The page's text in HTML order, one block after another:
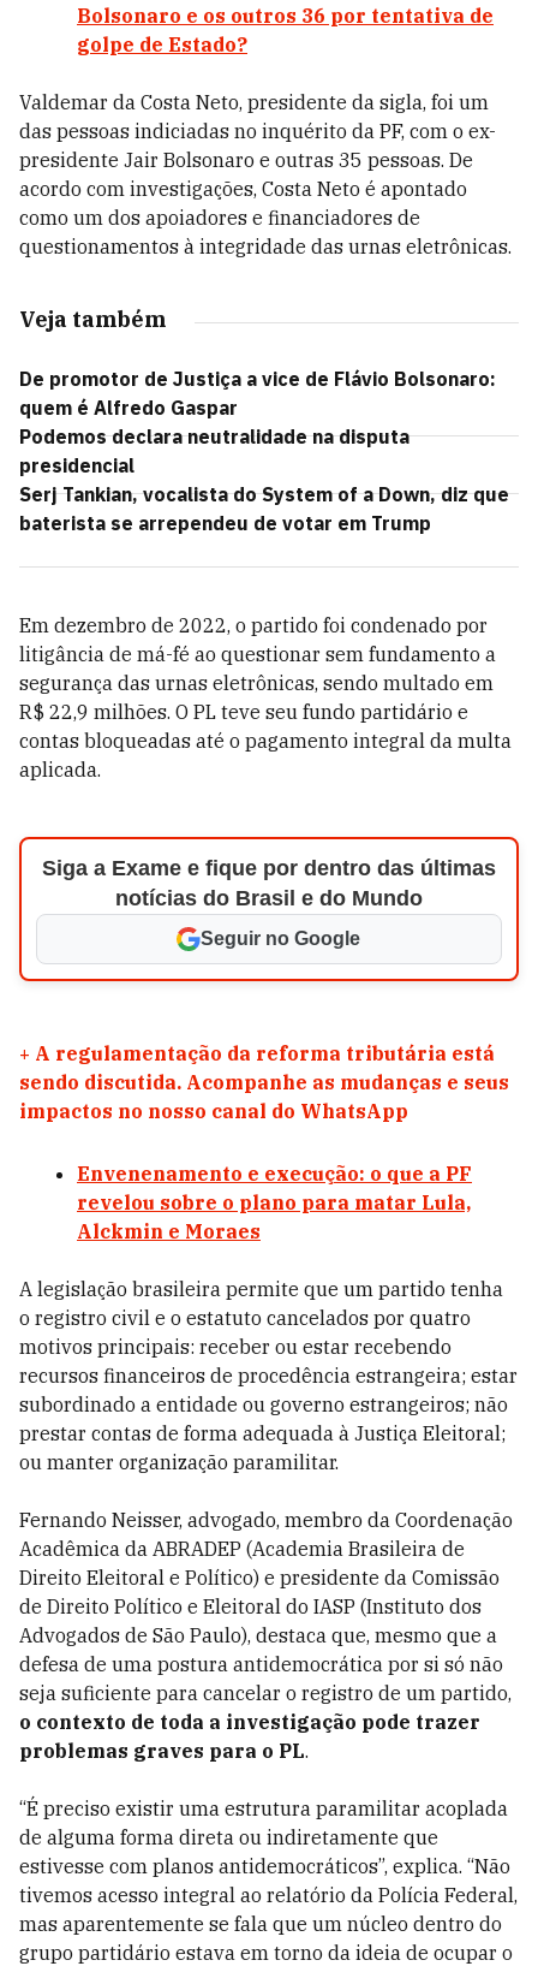
Bolsonaro e os outros 36 por tentativa de
golpe de Estado?
Valdemar da Costa Neto, presidente da sigla, foi um
das pessoas indiciadas no inquérito da PF, com o ex-
presidente Jair Bolsonaro e outras 35 pessoas. De
acordo com investigações, Costa Neto é apontado
como um dos apoiadores e financiadores de
questionamentos à integridade das urnas eletrônicas.
Veja também
De promotor de Justiça a vice de Flávio Bolsonaro:
quem é Alfredo Gaspar
Podemos declara neutralidade na disputa
presidencial
Serj Tankian, vocalista do System of a Down, diz que
baterista se arrependeu de votar em Trump
Em dezembro de 2022, o partido foi condenado por
litigância de má-fé ao questionar sem fundamento a
segurança das urnas eletrônicas, sendo multado em
R$ 22,9 milhões. O PL teve seu fundo partidário e
contas bloqueadas até o pagamento integral da multa
aplicada.
Siga a Exame e fique por dentro das últimas
notícias do Brasil e do Mundo
Seguir no Google
+ A regulamentação da reforma tributária está
sendo discutida. Acompanhe as mudanças e seus
impactos no nosso canal do WhatsApp
Envenenamento e execução: o que a PF
revelou sobre o plano para matar Lula,
Alckmin e Moraes
A legislação brasileira permite que um partido tenha
o registro civil e o estatuto cancelados por quatro
motivos principais: receber ou estar recebendo
recursos financeiros de procedência estrangeira; estar
subordinado a entidade ou governo estrangeiros; não
prestar contas de forma adequada à Justiça Eleitoral;
ou manter organização paramilitar.
Fernando Neisser, advogado, membro da Coordenação
Acadêmica da ABRADEP (Academia Brasileira de
Direito Eleitoral e Político) e presidente da Comissão
de Direito Político e Eleitoral do IASP (Instituto dos
Advogados de São Paulo), destaca que, mesmo que a
defesa de uma postura antidemocrática por si só não
seja suficiente para cancelar o registro de um partido,
o contexto de toda a investigação pode trazer
problemas graves para o PL.
“É preciso existir uma estrutura paramilitar acoplada
de alguma forma direta ou indiretamente que
estivesse com planos antidemocráticos”, explica. “Não
tivemos acesso integral ao relatório da Polícia Federal,
mas aparentemente se fala que um núcleo dentro do
grupo partidário estava em torno da ideia de ocupar o